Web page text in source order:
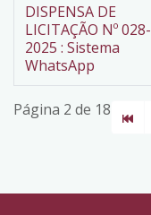
DISPENSA DE
LICITAÇÃO Nº 028-
2025 : Sistema
WhatsApp
Página 2 de 18